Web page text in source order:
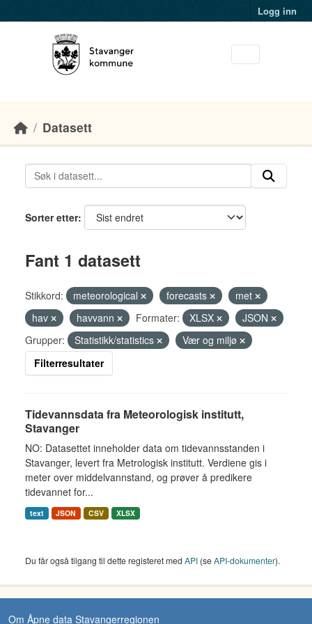
Logg inn
Datasett
Sorter etter
Fant 1 datasett
Stikkord: meteorological forecasts
met
hav
havvann Formater: XLSX
JSON
Grupper:
Statistikk/statistics
Vær og miljø
Filterresultater
Tidevannsdata fra Meteorologisk institutt,
Stavanger
NO: Datasettet inneholder data om tidevannsstanden i
Stavanger, levert fra Metrologisk institutt. Verdiene gis i
meter over middelvannstand, og prøver å predikere
tidevannet for...
text JSON CSV XLSX
Du får også tilgang til dette registeret med API (seAPI-dokumenter).
Om Åpne data Stavangerregionen